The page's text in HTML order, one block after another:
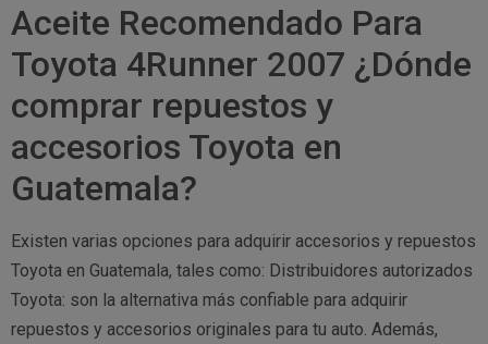
Aceite Recomendado Para
Toyota 4Runner 2007 ¿Dónde
comprar repuestos y
accesorios Toyota en
Guatemala?
Existen varias opciones para adquirir accesorios y repuestos
Toyota en Guatemala, tales como: Distribuidores autorizados
Toyota: son la alternativa más confiable para adquirir
repuestos y accesorios originales para tu auto. Además,